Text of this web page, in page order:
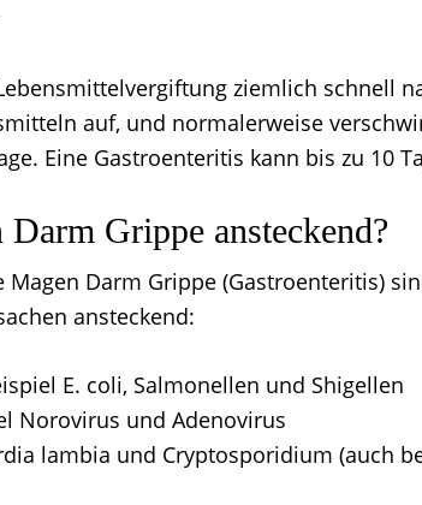
ziemlich schnell
auf, und normalerweise
Eine Gastroenteritis kann bis zu 10
Grippe ansteckend?
Magen Darm Grippe (Gastroenteritis)
ansteckend:
E. coli, Salmonellen und Shigellen
Norovirus und Adenovirus
lambia und Cryptosporidium (auch